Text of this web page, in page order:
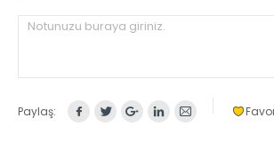
Notunuzu buraya giriniz.
Paylaş: